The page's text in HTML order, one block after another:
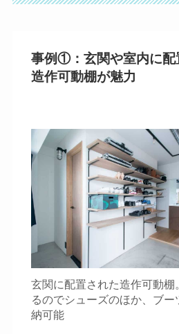
事例①：玄関や室内に配
造作可動棚が魅力
玄関に配置された造作可動棚
るのでシューズのほか、ブー
納可能